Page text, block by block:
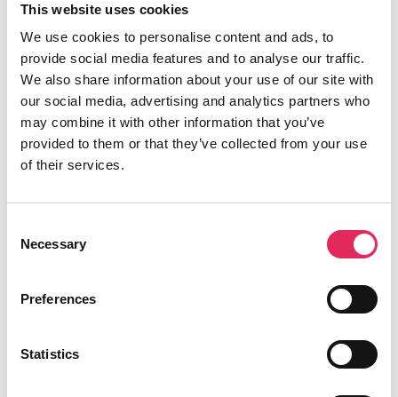
This website uses cookies
We use cookies to personalise content and ads, to
provide social media features and to analyse our traffic.
We also share information about your use of our site with
our social media, advertising and analytics partners who
may combine it with other information that you’ve
provided to them or that they’ve collected from your use
of their services.
Selection
Necessary
Preferences
Statistics
mulighed for at møde kunsten og kulturen, og
for at kulturinstitutionerne får kvalificeret viden
og inspiration til arbejde strategisk med
publikumsudvikling.
Applaus er finansieret af Kulturministeriet.
Vartov
København